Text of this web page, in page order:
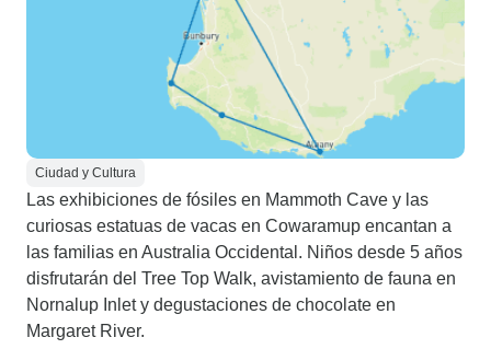
Ciudad y Cultura
Las exhibiciones de fósiles en Mammoth Cave y las
curiosas estatuas de vacas en Cowaramup encantan a
las familias en Australia Occidental. Niños desde 5 años
disfrutarán del Tree Top Walk, avistamiento de fauna en
Nornalup Inlet y degustaciones de chocolate en
Margaret River.